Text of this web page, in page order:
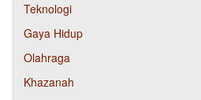
Teknologi
Gaya Hidup
Olahraga
Khazanah